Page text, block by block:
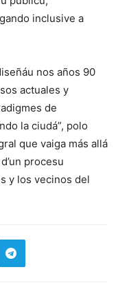
inclusive a
nos años 90
actuales y
de
la ciudá”, polo
que vaiga más allá
procesu
y los vecinos del